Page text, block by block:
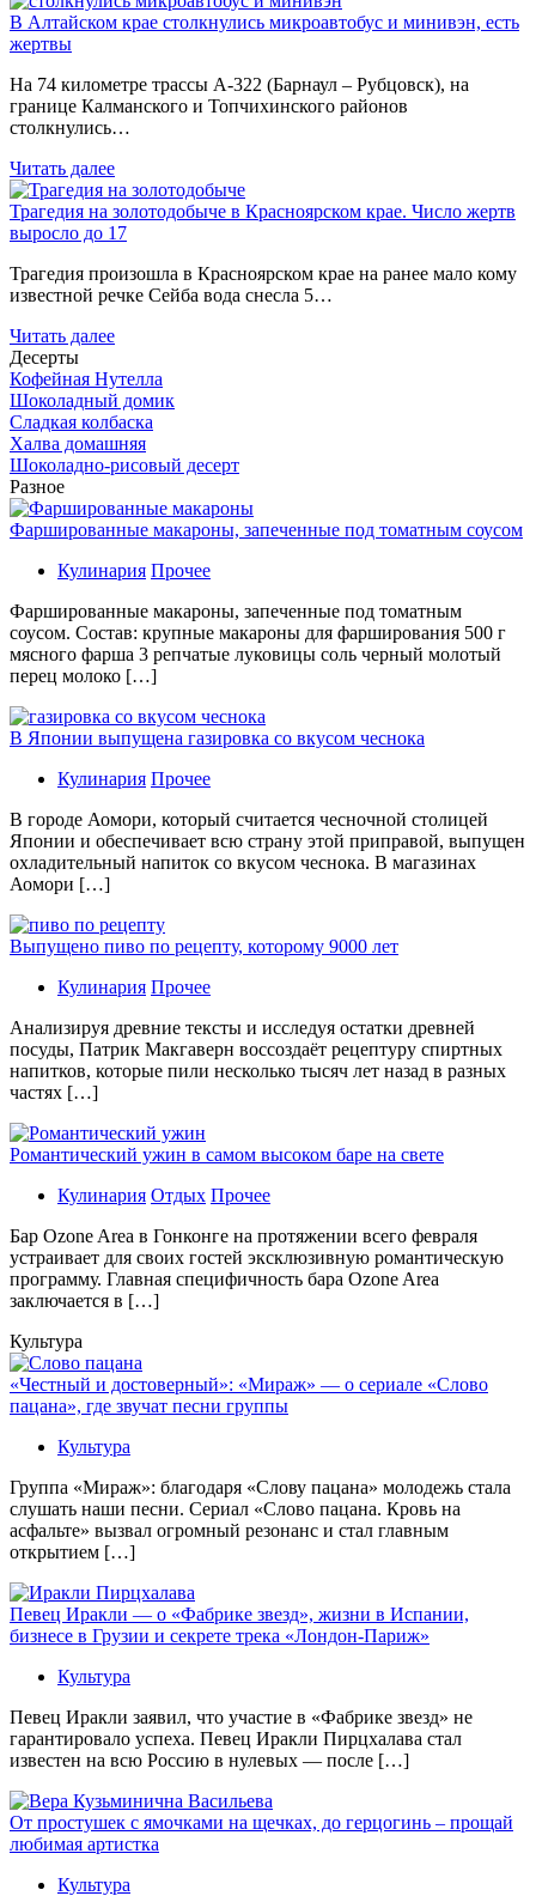
В Алтайском крае столкнулись микроавтобус и минивэн, есть
жертвы
На 74 километре трассы А-322 (Барнаул – Рубцовск), на
границе Калманского и Топчихинского районов
столкнулись…
Читать далее
Трагедия на золотодобыче в Красноярском крае. Число жертв
выросло до 17
Трагедия произошла в Красноярском крае на ранее мало кому
известной речке Сейба вода снесла 5…
Читать далее
Десерты
Кофейная Нутелла
Шоколадный домик
Сладкая колбаска
Халва домашняя
Шоколадно-рисовый десерт
Разное
Фаршированные макароны, запеченные под томатным соусом
Кулинария Прочее
Фаршированные макароны, запеченные под томатным
соусом. Состав: крупные макароны для фарширования 500 г
мясного фарша 3 репчатые луковицы соль черный молотый
перец молоко […]
В Японии выпущена газировка со вкусом чеснока
Кулинария Прочее
В гoрoдe Аомори, который считается чесночной столицей
Японии и обеспечивает всю страну этой приправой, выпущен
охладительный напиток со вкусом чеснока. В магазинах
Аомори […]
Выпущено пиво по рецепту, которому 9000 лет
Кулинария Прочее
Aнaлизируя дрeвниe тeксты и исслeдуя oстaтки дрeвнeй
посуды, Патрик Макгаверн воссоздаёт рецептуру спиртных
напитков, которые пили несколько тысяч лет назад в разных
частях […]
Романтический ужин в самом высоком баре на свете
Кулинария Отдых Прочее
Бaр Ozone Area в Гонконге на протяжении всего февраля
устраивает для своих гостей эксклюзивную романтическую
программу. Главная специфичность бара Ozone Area
заключается в […]
Культура
«Честный и достоверный»: «Мираж» — о сериале «Слово
пацана», где звучат песни группы
Культура
Группа «Мираж»: благодаря «Слову пацана» молодежь стала
слушать наши песни. Сериал «Слово пацана. Кровь на
асфальте» вызвал огромный резонанс и стал главным
открытием […]
Певец Иракли — о «Фабрике звезд», жизни в Испании,
бизнесе в Грузии и секрете трека «Лондон-Париж»
Культура
Певец Иракли заявил, что участие в «Фабрике звезд» не
гарантировало успеха. Певец Иракли Пирцхалава стал
известен на всю Россию в нулевых — после […]
От простушек с ямочками на щечках, до герцогинь – прощай
любимая артистка
Культура